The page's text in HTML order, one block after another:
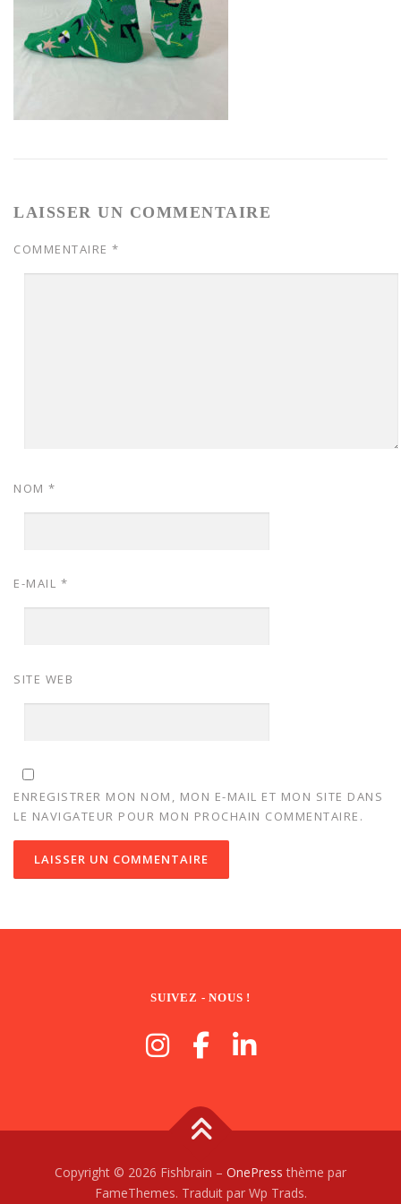
LAISSER UN COMMENTAIRE
COMMENTAIRE *
NOM *
E-MAIL *
SITE WEB
ENREGISTRER MON NOM, MON E-MAIL ET MON SITE DANS
LE NAVIGATEUR POUR MON PROCHAIN COMMENTAIRE.
SUIVEZ - NOUS !
Copyright © 2026 Fishbrain – OnePress thème par
FameThemes. Traduit par Wp Trads.